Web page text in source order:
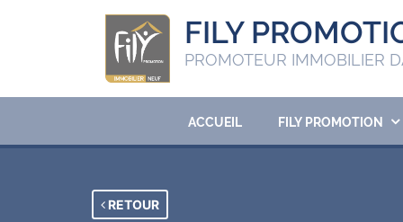
FILY
PROMOTEUR IMMOBILIER
ACCUEIL FILY PROMOTION
RETOUR